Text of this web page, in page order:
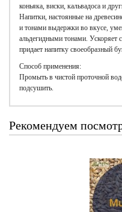
коньяка, виски, кальвадоса и
Напитки, настоянные на
и тонами выдержки во вкусе,
альдегидными тонами. Ускоряет
придает напитку своеобразный
Способ применения:
Промыть в чистой проточной
подсушить.
Рекомендуем